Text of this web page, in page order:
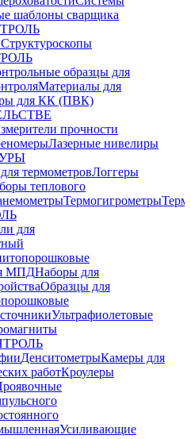
шаблоны сварщика
Структуроскопы
образцы для
Материалы для
для КК (ПВК)
прочности
Лазерные нивелиры
термометровЛоггеры
теплового
Термогигрометры
для
МПДНаборы для
Образцы для
Ультрафиолетовые
ДенситометрыКамеры для
работКроулеры
Усиливающие